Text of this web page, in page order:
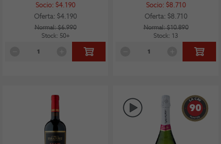
Socio: $4.190
Oferta: $4.190
Normal: $6.990
Stock: 50+
Socio: $8.710
Oferta: $8.710
Normal: $10.890
Stock: 13
90